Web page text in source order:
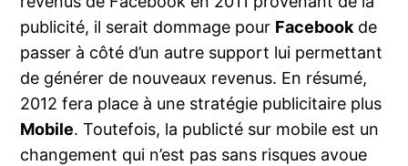
publicité, il serait dommage pour Facebookde
passer à côté d’un autre support lui permettant
de générer de nouveaux revenus. En résumé,
2012 fera place à une stratégie publicitaire plus
Mobile. Toutefois, la publicté sur mobile est un
changement qui n’est pas sans risques avoue